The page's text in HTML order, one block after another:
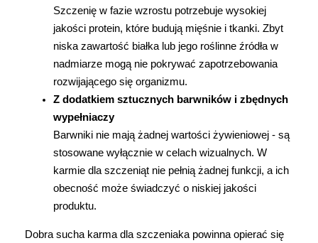
Szczenię w fazie wzrostu potrzebuje wysokiej
jakości protein, które budują mięśnie i tkanki. Zbyt
niska zawartość białka lub jego roślinne źródła w
nadmiarze mogą nie pokrywać zapotrzebowania
rozwijającego się organizmu.
Z dodatkiem sztucznych barwników i zbędnych
wypełniaczy
Barwniki nie mają żadnej wartości żywieniowej - są
stosowane wyłącznie w celach wizualnych. W
karmie dla szczeniąt nie pełnią żadnej funkcji, a ich
obecność może świadczyć o niskiej jakości
produktu.
Dobra sucha karma dla szczeniaka powinna opierać się